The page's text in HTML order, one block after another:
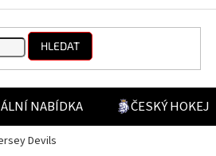
HLEDAT
NABÍDKA ČESKÝ HOKEJ
Devils